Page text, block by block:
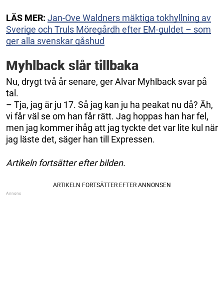
LÄS MER: Jan-Ove Waldners mäktiga tokhyllning av
Sverige och Truls Möregårdh efter EM-guldet – som
ger alla svenskar gåshud
Myhlback slår tillbaka
Nu, drygt två år senare, ger Alvar Myhlback svar på
tal.
– Tja, jag är ju 17. Så jag kan ju ha peakat nu då? Äh,
vi får väl se om han får rätt. Jag hoppas han har fel,
men jag kommer ihåg att jag tyckte det var lite kul när
jag läste det, säger han till Expressen.
Artikeln fortsätter efter bilden.